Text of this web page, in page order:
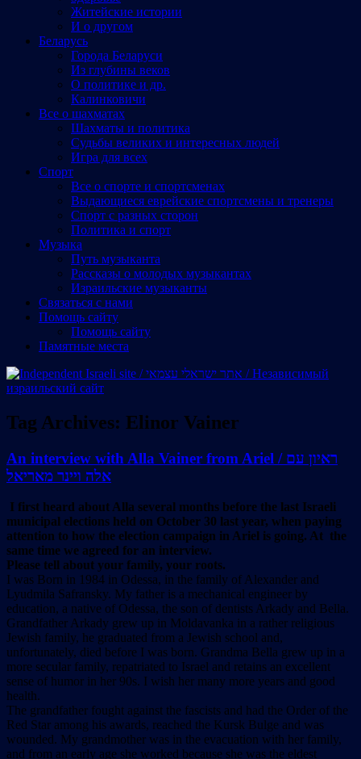
Житейские истории
И о другом
Беларусь
Города Беларуси
Из глубины веков
О политике и др.
Калинковичи
Все о шахматах
Шахматы и политика
Судьбы великих и интересных людей
Игра для всех
Спорт
Все о спорте и спортсменах
Выдающиеся еврейские спортсмены и тренеры
Спорт с разных сторон
Политика и спорт
Музыка
Путь музыканта
Рассказы о молодых музыкантах
Израильские музыканты
Cвязаться с нами
Помощь сайту
Помощь сайту
Памятные места
Tag Archives: Elinor Vainer
An interview with Alla Vainer from Ariel / ראיון עם
אלה ויינר מאריאל
I first heard about Alla several months before the last Israeli
municipal elections held on October 30 last year, when paying
attention to how the election campaign in Ariel is going. At the
same time we agreed for an interview.
Please tell about your family, your roots.
I was Born in 1984 in Odessa, in the family of Alexander and
Lyudmila Safransky. My father is a mechanical engineer by
education, a native of Odessa, the son of dentists Arkady and Bella.
Grandfather Arkady grew up in Moldavanka in a rather religious
Jewish family, he graduated from a Jewish school and,
unfortunately, died before I was born. Grandma Bella grew up in a
more secular family, repatriated to Israel and retains an excellent
sense of humor in her 90s. I wish her many more years and good
health.
The grandfather fought against the fascists and had the Order of the
Red Star among his awards, reached the Kursk Bulge and was
wounded. My grandmother was in the evacuation with her family,
and from an early age she worked because she was the eldest